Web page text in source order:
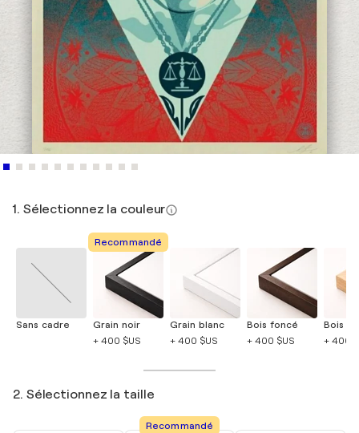
1. Sélectionnez la couleur
Sans cadre
Recommandé
Grain noir
+ 400 $US
Grain blanc
+ 400 $US
Bois foncé
+ 400 $US
Bois
+ 400
2. Sélectionnez la taille
Recommandé